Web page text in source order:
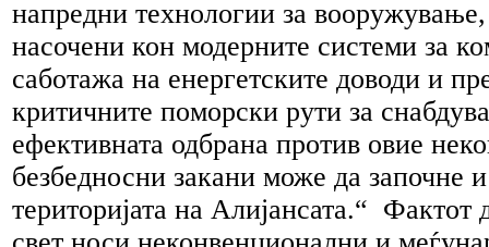
напредни технологии за вооружување,
насочени кон модерните системи за
саботажа на енергетските доводи и
критичните поморски рути за
ефективната одбрана против овие
безбедносни закани може да започне
територијата на Алијансата.“ Фактот